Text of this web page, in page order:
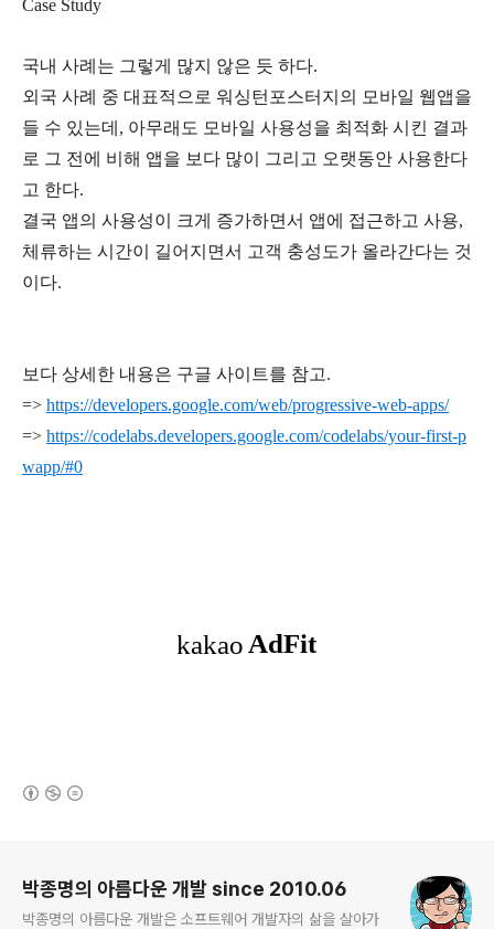
Case Study
국내 사례는 그렇게 많지 않은 듯 하다.
외국 사례 중 대표적으로 워싱턴포스터지의 모바일 웹앱을
들 수 있는데, 아무래도 모바일 사용성을 최적화 시킨 결과
로 그 전에 비해 앱을 보다 많이 그리고 오랫동안 사용한다
고 한다.
결국 앱의 사용성이 크게 증가하면서 앱에 접근하고 사용,
체류하는 시간이 길어지면서 고객 충성도가 올라간다는 것
이다.
보다 상세한 내용은 구글 사이트를 참고.
=> https://developers.google.com/web/progressive-web-apps/
=> https://codelabs.developers.google.com/codelabs/your-first-p
wapp/#0
박종명의 아름다운 개발 since 2010.06
박종명의 아름다운 개발은 소프트웨어 개발자의 삶을 살아가